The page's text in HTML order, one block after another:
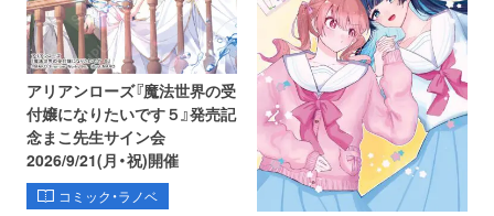
アリアンローズ『魔法世界の受
付嬢になりたいです５』発売記
念まこ先生サイン会
2026/9/21(月・祝)開催
コミック・ラノベ